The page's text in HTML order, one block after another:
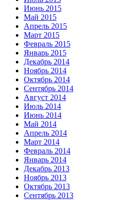
Июнь 2015
Май 2015
Апрель 2015
Март 2015
Февраль 2015
Январь 2015
Декабрь 2014
Ноябрь 2014
Октябрь 2014
Сентябрь 2014
Август 2014
Июль 2014
Июнь 2014
Май 2014
Апрель 2014
Март 2014
Февраль 2014
Январь 2014
Декабрь 2013
Ноябрь 2013
Октябрь 2013
Сентябрь 2013